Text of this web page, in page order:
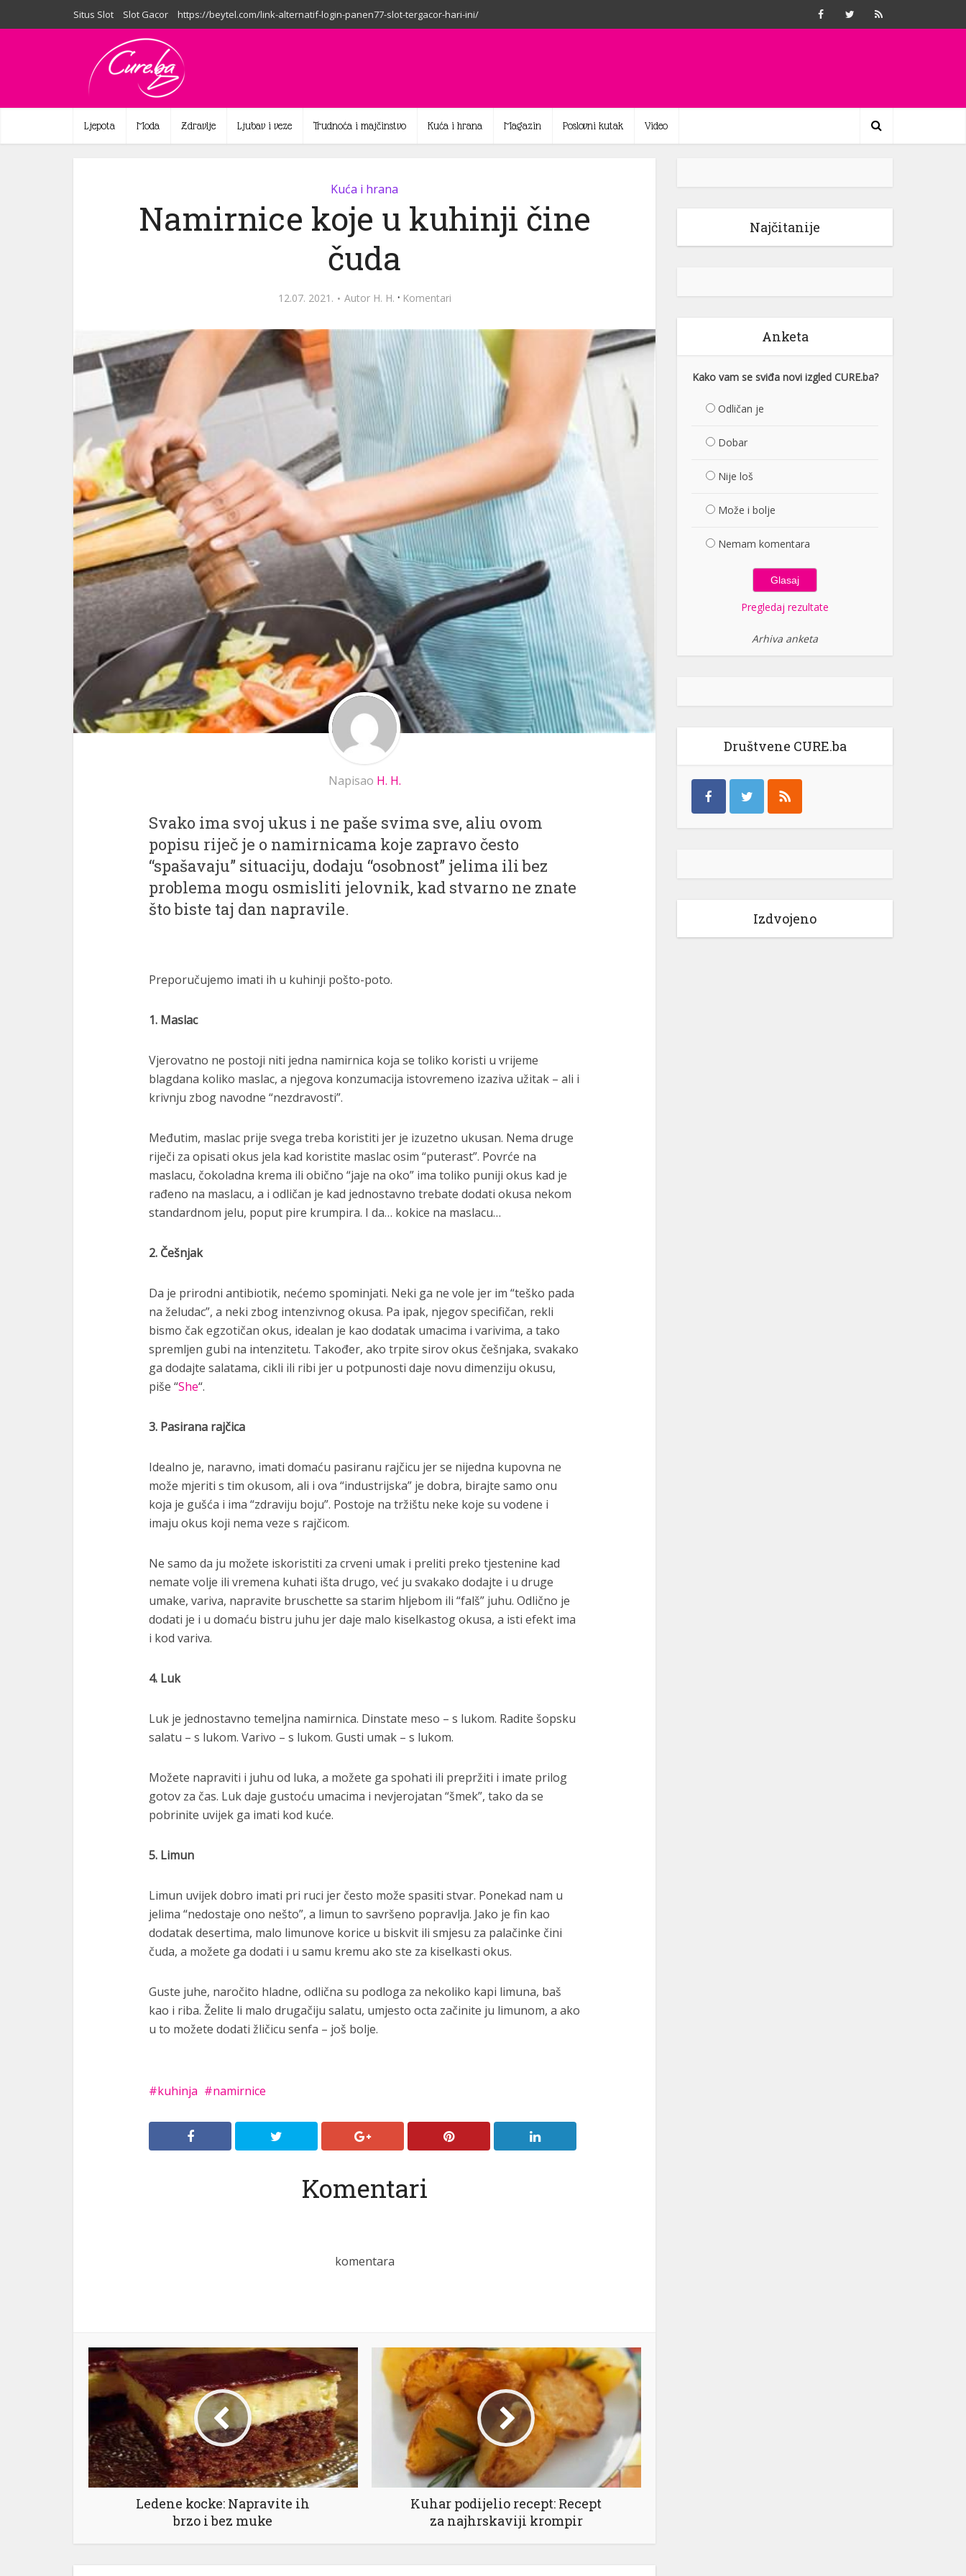
Situs Slot Slot Gacor https://beytel.com/link-alternatif-login-panen77-slot-tergacor-hari-ini/
Ljepota Moda Zdravlje Ljubav i veze Trudnoća i majčinstvo Kuća i hrana Magazin Poslovni kutak Video
Kuća i hrana
Namirnice koje u kuhinji čine
čuda
12.07. 2021. Autor H. H. · Komentari
Napisao H. H.
Svako ima svoj ukus i ne paše svima sve, aliu ovom
popisu riječ je o namirnicama koje zapravo često
“spašavaju” situaciju, dodaju “osobnost” jelima ili bez
problema mogu osmisliti jelovnik, kad stvarno ne znate
što biste taj dan napravile.
Preporučujemo imati ih u kuhinji pošto-poto.
1. Maslac
Vjerovatno ne postoji niti jedna namirnica koja se toliko koristi u vrijeme
blagdana koliko maslac, a njegova konzumacija istovremeno izaziva užitak – ali i
krivnju zbog navodne “nezdravosti”.
Međutim, maslac prije svega treba koristiti jer je izuzetno ukusan. Nema druge
riječi za opisati okus jela kad koristite maslac osim “puterast”. Povrće na
maslacu, čokoladna krema ili obično “jaje na oko” ima toliko puniji okus kad je
rađeno na maslacu, a i odličan je kad jednostavno trebate dodati okusa nekom
standardnom jelu, poput pire krumpira. I da… kokice na maslacu…
2. Češnjak
Da je prirodni antibiotik, nećemo spominjati. Neki ga ne vole jer im “teško pada
na želudac”, a neki zbog intenzivnog okusa. Pa ipak, njegov specifičan, rekli
bismo čak egzotičan okus, idealan je kao dodatak umacima i varivima, a tako
spremljen gubi na intenzitetu. Također, ako trpite sirov okus češnjaka, svakako
ga dodajte salatama, cikli ili ribi jer u potpunosti daje novu dimenziju okusu,
piše “She“.
3. Pasirana rajčica
Idealno je, naravno, imati domaću pasiranu rajčicu jer se nijedna kupovna ne
može mjeriti s tim okusom, ali i ova “industrijska” je dobra, birajte samo onu
koja je gušća i ima “zdraviju boju”. Postoje na tržištu neke koje su vodene i
imaju okus koji nema veze s rajčicom.
Ne samo da ju možete iskoristiti za crveni umak i preliti preko tjestenine kad
nemate volje ili vremena kuhati išta drugo, već ju svakako dodajte i u druge
umake, variva, napravite bruschette sa starim hljebom ili “falš” juhu. Odlično je
dodati je i u domaću bistru juhu jer daje malo kiselkastog okusa, a isti efekt ima
i kod variva.
4. Luk
Luk je jednostavno temeljna namirnica. Dinstate meso – s lukom. Radite šopsku
salatu – s lukom. Varivo – s lukom. Gusti umak – s lukom.
Možete napraviti i juhu od luka, a možete ga spohati ili prepržiti i imate prilog
gotov za čas. Luk daje gustoću umacima i nevjerojatan “šmek”, tako da se
pobrinite uvijek ga imati kod kuće.
5. Limun
Limun uvijek dobro imati pri ruci jer često može spasiti stvar. Ponekad nam u
jelima “nedostaje ono nešto”, a limun to savršeno popravlja. Jako je fin kao
dodatak desertima, malo limunove korice u biskvit ili smjesu za palačinke čini
čuda, a možete ga dodati i u samu kremu ako ste za kiselkasti okus.
Guste juhe, naročito hladne, odlična su podloga za nekoliko kapi limuna, baš
kao i riba. Želite li malo drugačiju salatu, umjesto octa začinite ju limunom, a ako
u to možete dodati žličicu senfa – još bolje.
kuhinja namirnice
Komentari
komentara
Ledene kocke: Napravite ih
brzo i bez muke
Kuhar podijelio recept: Recept
za najhrskaviji krompir
Najčitanije
Anketa
Kako vam se sviđa novi izgled CURE.ba?
Odličan je
Dobar
Nije loš
Može i bolje
Nemam komentara
Pregledaj rezultate
Arhiva anketa
Društvene CURE.ba
Izdvojeno